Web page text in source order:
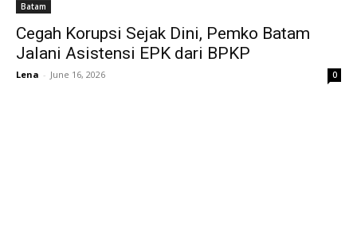
Batam
Cegah Korupsi Sejak Dini, Pemko Batam
Jalani Asistensi EPK dari BPKP
Lena - June 16, 2026 0